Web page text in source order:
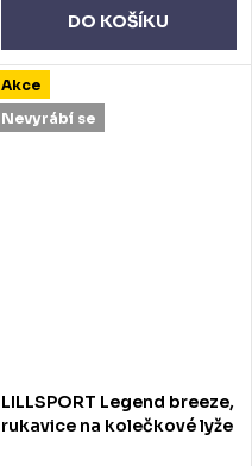
DO KOŠÍKU
Akce
Nevyrábí se
LILLSPORT Legend breeze,
rukavice na kolečkové lyže